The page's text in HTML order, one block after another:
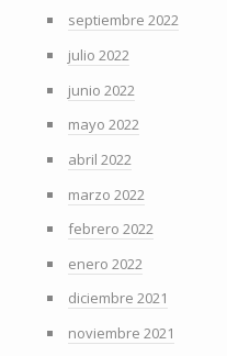
septiembre 2022
julio 2022
junio 2022
mayo 2022
abril 2022
marzo 2022
febrero 2022
enero 2022
diciembre 2021
noviembre 2021